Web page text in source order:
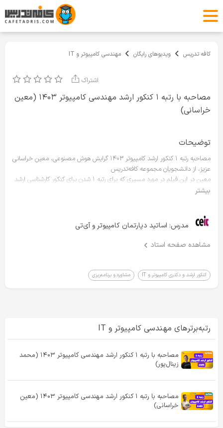
کافه تدریس ویدیوهای رایگان مهندسی کامپیوتر و IT
مصاحبه با رتبه ۱ کنکور ارشد مهندسی کامپیوتر ۱۴۰۳ (معین
خراسانی)
اشتراک
توضیحات
مصاحبه رتبه ۱ کنکور ارشد کامپیوتر ۱۴۰۳ گرایش هوش مصنوعی، معین خراسانی
عزیز، از دانشجویان مجموعه کافه‌تدریس
معین در این فیلم در مورد مسیری که برای رتبه ۱ شدن برای کنکور کارشناسی ارشد
مهندسی کامپیوتر طی کرده است، صحبت می‌کند. معین توانسته است درصد
https://cafetadris.com/ceit
بیشتر
مدرس: اساتید دپارتمان کامپیوتر و آی‌تی
مشاهده صفحه استاد
کنکور ارشد و دکتری کامپیوتر و IT مشاوره و برنامه‌ریزی
رتبه‌برترهای مهندسی کامپیوتر و IT
مصاحبه با رتبه ۱ کنکور ارشد مهندسی کامپیوتر ۱۴۰۳ (محمد
زینال‌پور)
مصاحبه با رتبه ۱ کنکور ارشد مهندسی کامپیوتر ۱۴۰۳ (معین
خراسانی)